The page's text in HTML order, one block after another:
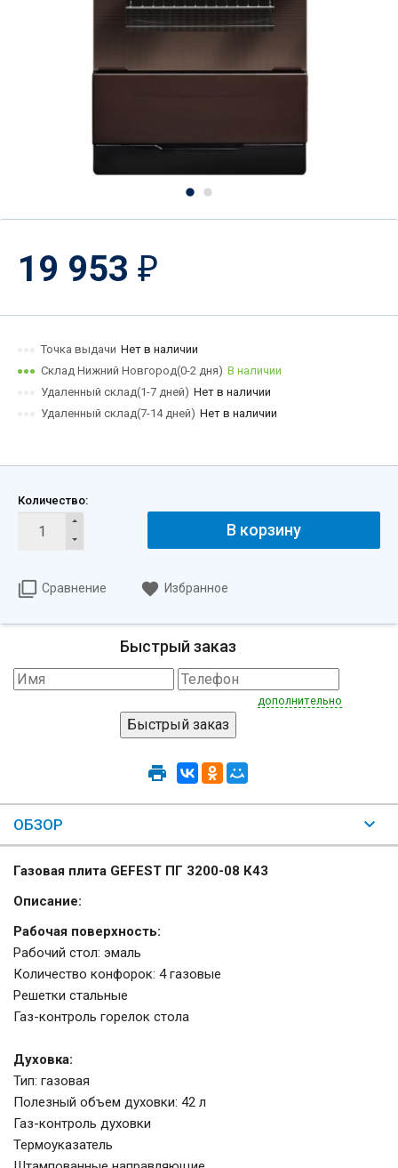
19 953 ₽
Точка выдачи Нет в наличии
Склад Нижний Новгород(0-2 дня) В наличии
Удаленный склад(1-7 дней) Нет в наличии
Удаленный склад(7-14 дней) Нет в наличии
Количество:
В корзину
Сравнение Избранное
Быстрый заказ
дополнительно
ОБЗОР
Газовая плита GEFEST ПГ 3200-08 К43
Описание:
Рабочая поверхность:
Рабочий стол: эмаль
Количество конфорок: 4 газовые
Решетки стальные
Газ-контроль горелок стола
Духовка:
Тип: газовая
Полезный объем духовки: 42 л
Газ-контроль духовки
Термоуказатель